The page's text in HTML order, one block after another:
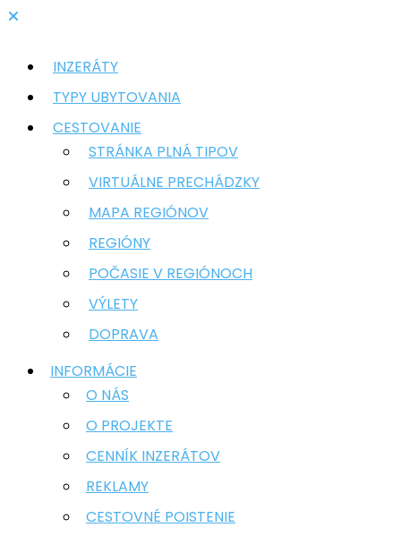
INZERÁTY
TYPY UBYTOVANIA
CESTOVANIE
STRÁNKA PLNÁ TIPOV
VIRTUÁLNE PRECHÁDZKY
MAPA REGIÓNOV
REGIÓNY
POČASIE V REGIÓNOCH
VÝLETY
DOPRAVA
INFORMÁCIE
O NÁS
O PROJEKTE
CENNÍK INZERÁTOV
REKLAMY
CESTOVNÉ POISTENIE